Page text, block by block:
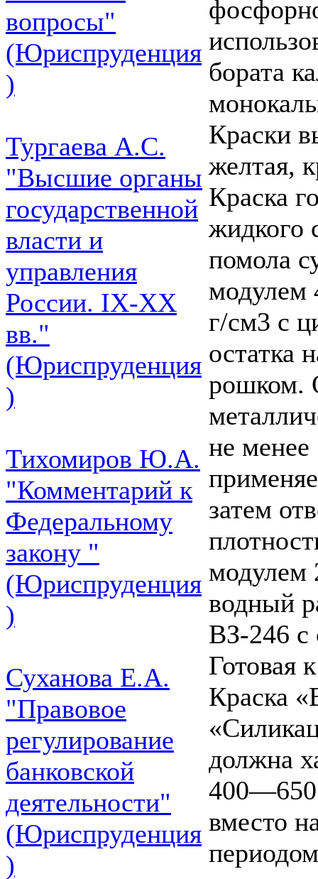
вопросы"
(Юриспруденция
)
Тургаева А.С.
"Высшие органы
государственной
власти и
управления
России. IХ-ХХ
вв."
(Юриспруденция
)
Тихомиров Ю.А.
"Комментарий к
Федеральному
закону "
(Юриспруденция
)
Суханова Е.А.
"Правовое
регулирование
банковской
деятельности"
(Юриспруденция
)
бората
Краски
желтая,
Краска
жидкого
помола
г/см3 с
остатка
рошком.
не менее
затем
модулем
водный
ВЗ-246 с
Готовая
Краска
должна
400—650
вместо